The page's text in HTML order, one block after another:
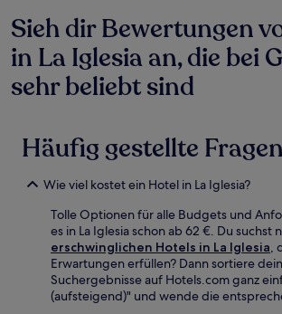
Sieh dir Bewertungen
in La Iglesia an, die bei
sehr beliebt sind
Häufig gestellte Fragen
Wie viel kostet ein Hotel in La Iglesia?
Tolle Optionen für alle Budgets und
es in La Iglesia schon ab 62 €. Du suchst
erschwinglichen Hotels in La Iglesia,
Erwartungen erfüllen? Dann sortiere
Suchergebnisse auf Hotels.com ganz
(aufsteigend)" und wende die